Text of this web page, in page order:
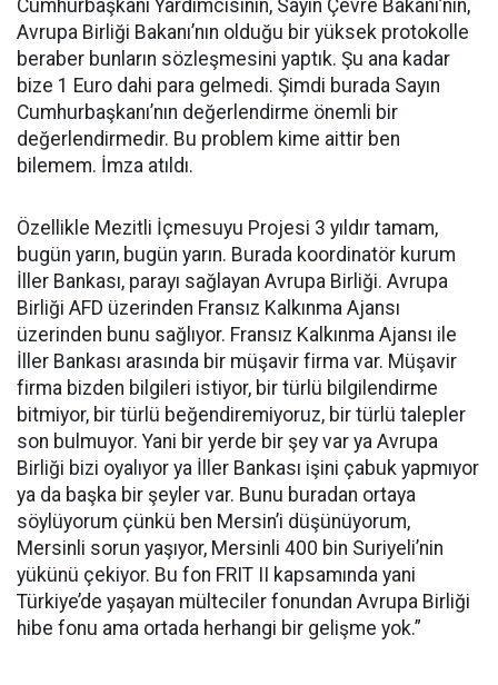
Cumhurbaşkanı Yardımcısının, Sayın Çevre Bakanı’nın,
Avrupa Birliği Bakanı’nın olduğu bir yüksek protokolle
beraber bunların sözleşmesini yaptık. Şu ana kadar
bize 1 Euro dahi para gelmedi. Şimdi burada Sayın
Cumhurbaşkanı’nın değerlendirme önemli bir
değerlendirmedir. Bu problem kime aittir ben
bilemem. İmza atıldı.
Özellikle Mezitli İçmesuyu Projesi 3 yıldır tamam,
bugün yarın, bugün yarın. Burada koordinatör kurum
İller Bankası, parayı sağlayan Avrupa Birliği. Avrupa
Birliği AFD üzerinden Fransız Kalkınma Ajansı
üzerinden bunu sağlıyor. Fransız Kalkınma Ajansı ile
İller Bankası arasında bir müşavir firma var. Müşavir
firma bizden bilgileri istiyor, bir türlü bilgilendirme
bitmiyor, bir türlü beğendiremiyoruz, bir türlü talepler
son bulmuyor. Yani bir yerde bir şey var ya Avrupa
Birliği bizi oyalıyor ya İller Bankası işini çabuk yapmıyor
ya da başka bir şeyler var. Bunu buradan ortaya
söylüyorum çünkü ben Mersin’i düşünüyorum,
Mersinli sorun yaşıyor, Mersinli 400 bin Suriyeli’nin
yükünü çekiyor. Bu fon FRIT II kapsamında yani
Türkiye’de yaşayan mülteciler fonundan Avrupa Birliği
hibe fonu ama ortada herhangi bir gelişme yok.”